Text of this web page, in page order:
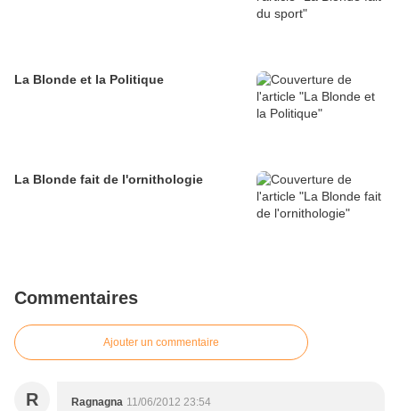
La Blonde et la Politique
La Blonde fait de l'ornithologie
Commentaires
Ajouter un commentaire
R Ragnagna 11/06/2012 23:54